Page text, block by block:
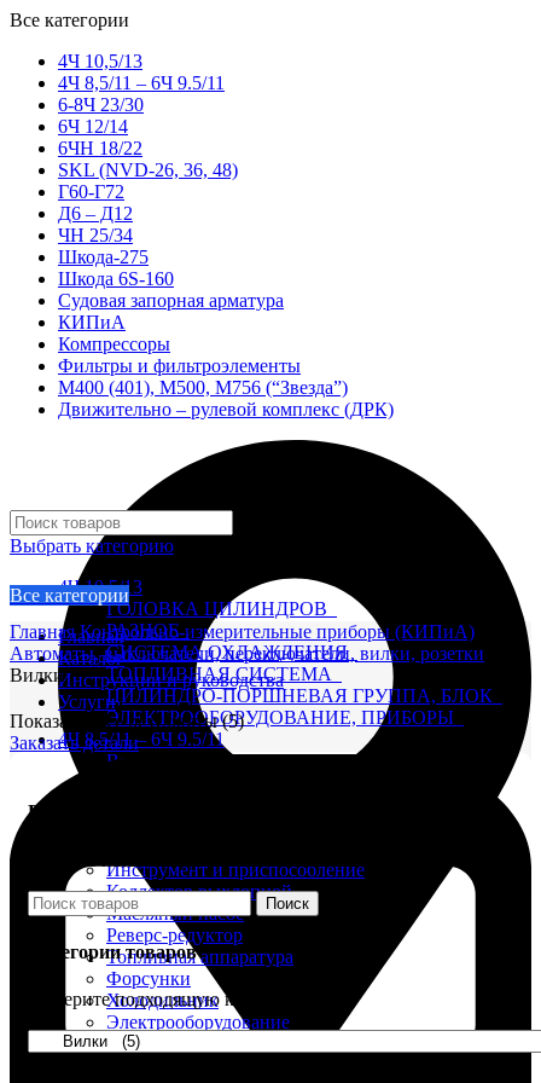
Все категории
4Ч 10,5/13
4Ч 8,5/11 – 6Ч 9.5/11
6-8Ч 23/30
6Ч 12/14
6ЧН 18/22
SKL (NVD-26, 36, 48)
Г60-Г72
Д6 – Д12
ЧН 25/34
Шкода-275
Шкода 6S-160
Судовая запорная арматура
КИПиА
Компрессоры
Фильтры и фильтроэлементы
М400 (401), М500, М756 (“Звезда”)
Движительно – рулевой комплекс (ДРК)
Выбрать категорию
4Ч 10,5/13
ГОЛОВКА ЦИЛИНДРОВ
РАЗНОЕ
СИСТЕМА ОХЛАЖДЕНИЯ
ТОПЛИВНАЯ СИСТЕМА
ЦИЛИНДРО-ПОРШНЕВАЯ ГРУППА, БЛОК
ЭЛЕКТРООБОРУДОВАНИЕ, ПРИБОРЫ
4Ч 8,5/11 – 6Ч 9.5/11
Вал коленчатый
Инструмент и приспособление
Коллектор выхлопной
Масляный насос
Реверс-редуктор
Топливная аппаратура
Форсунки
Холодильник
Электрооборудование
6-8Ч 23/30
Все категории
Главная
Каталог
Инструкции и руководства
Услуги
Заказать детали
ГлавнаяКонтрольно-измерительные приборы (КИПиА)
Автоматы, выключатели, переключатели, вилки, розетки
Вилки
Показаны все результаты (5)
Поиск товаров
Поиск
Категории товаров
Выберите подходящую категорию